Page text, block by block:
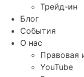
Трейд-ин
Блог
События
О нас
Правовая
YouTube